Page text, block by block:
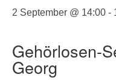
2 September @ 14:00 -
Gehörlosen-
Georg